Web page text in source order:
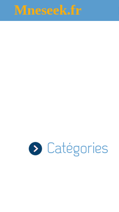
Mneseek.fr
Catégories